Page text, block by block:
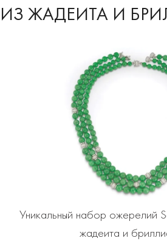
ИЗ ЖАДЕИТА И
Уникальный набор ожерелий
жадеита и